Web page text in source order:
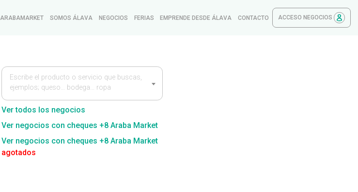
ARABAMARKET SOMOS ÁLAVA NEGOCIOS FERIAS EMPRENDE DESDE ÁLAVA CONTACTO ACCESO NEGOCIOS
Escribe el producto o servicio que buscas,
ejemplos; queso… bodega… ropa
Ver todos los negocios
Ver negocios con cheques +8 Araba Market
Ver negocios con cheques +8 Araba Market
agotados